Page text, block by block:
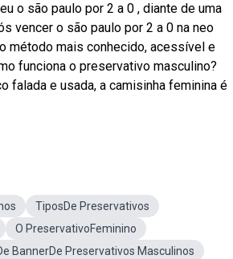
o são paulo por 2 a 0 , diante de uma
vencer o são paulo por 2 a 0 na neo
método mais conhecido, acessível e
funciona o preservativo masculino?
falada e usada, a camisinha feminina é
TiposDe Preservativos
O PreservativoFeminino
BannerDe Preservativos Masculinos